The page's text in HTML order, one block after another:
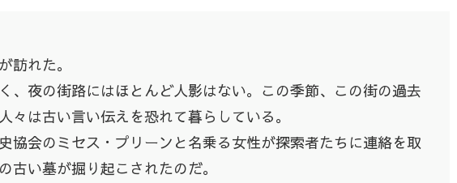
訪れた。
、夜の街路にはほとんど人影はない。この季節、この街の過去
々は古い言い伝えを恐れて暮らしている。
協会のミセス・プリーンと名乗る女性が探索者たちに連絡を取
古い墓が掘り起こされたのだ。